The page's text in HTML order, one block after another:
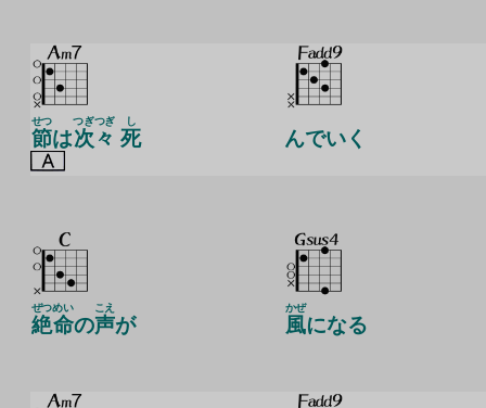
節
せつ
は次
つぎ
々
つぎ
死
し
んでいく
絶
ぜつ
命
めい
の声
こえ
が 風
かぜ
になる